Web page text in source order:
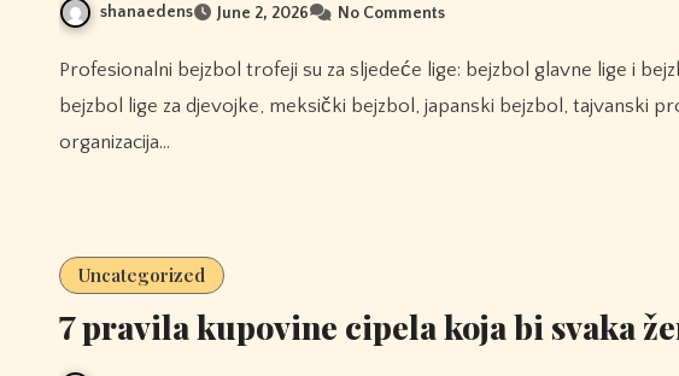
shanaedens June 2, 2026 No Comments
Profesionalni bejzbol trofeji su za sljedeće lige: bejzbol glavne lige i bejzbol male lige, sveameričke profesionalne
bejzbol lige za djevojke, meksički bejzbol, japanski bejzbol, tajvanski
organizacija…
Uncategorized
7 pravila kupovine cipela koja bi svaka